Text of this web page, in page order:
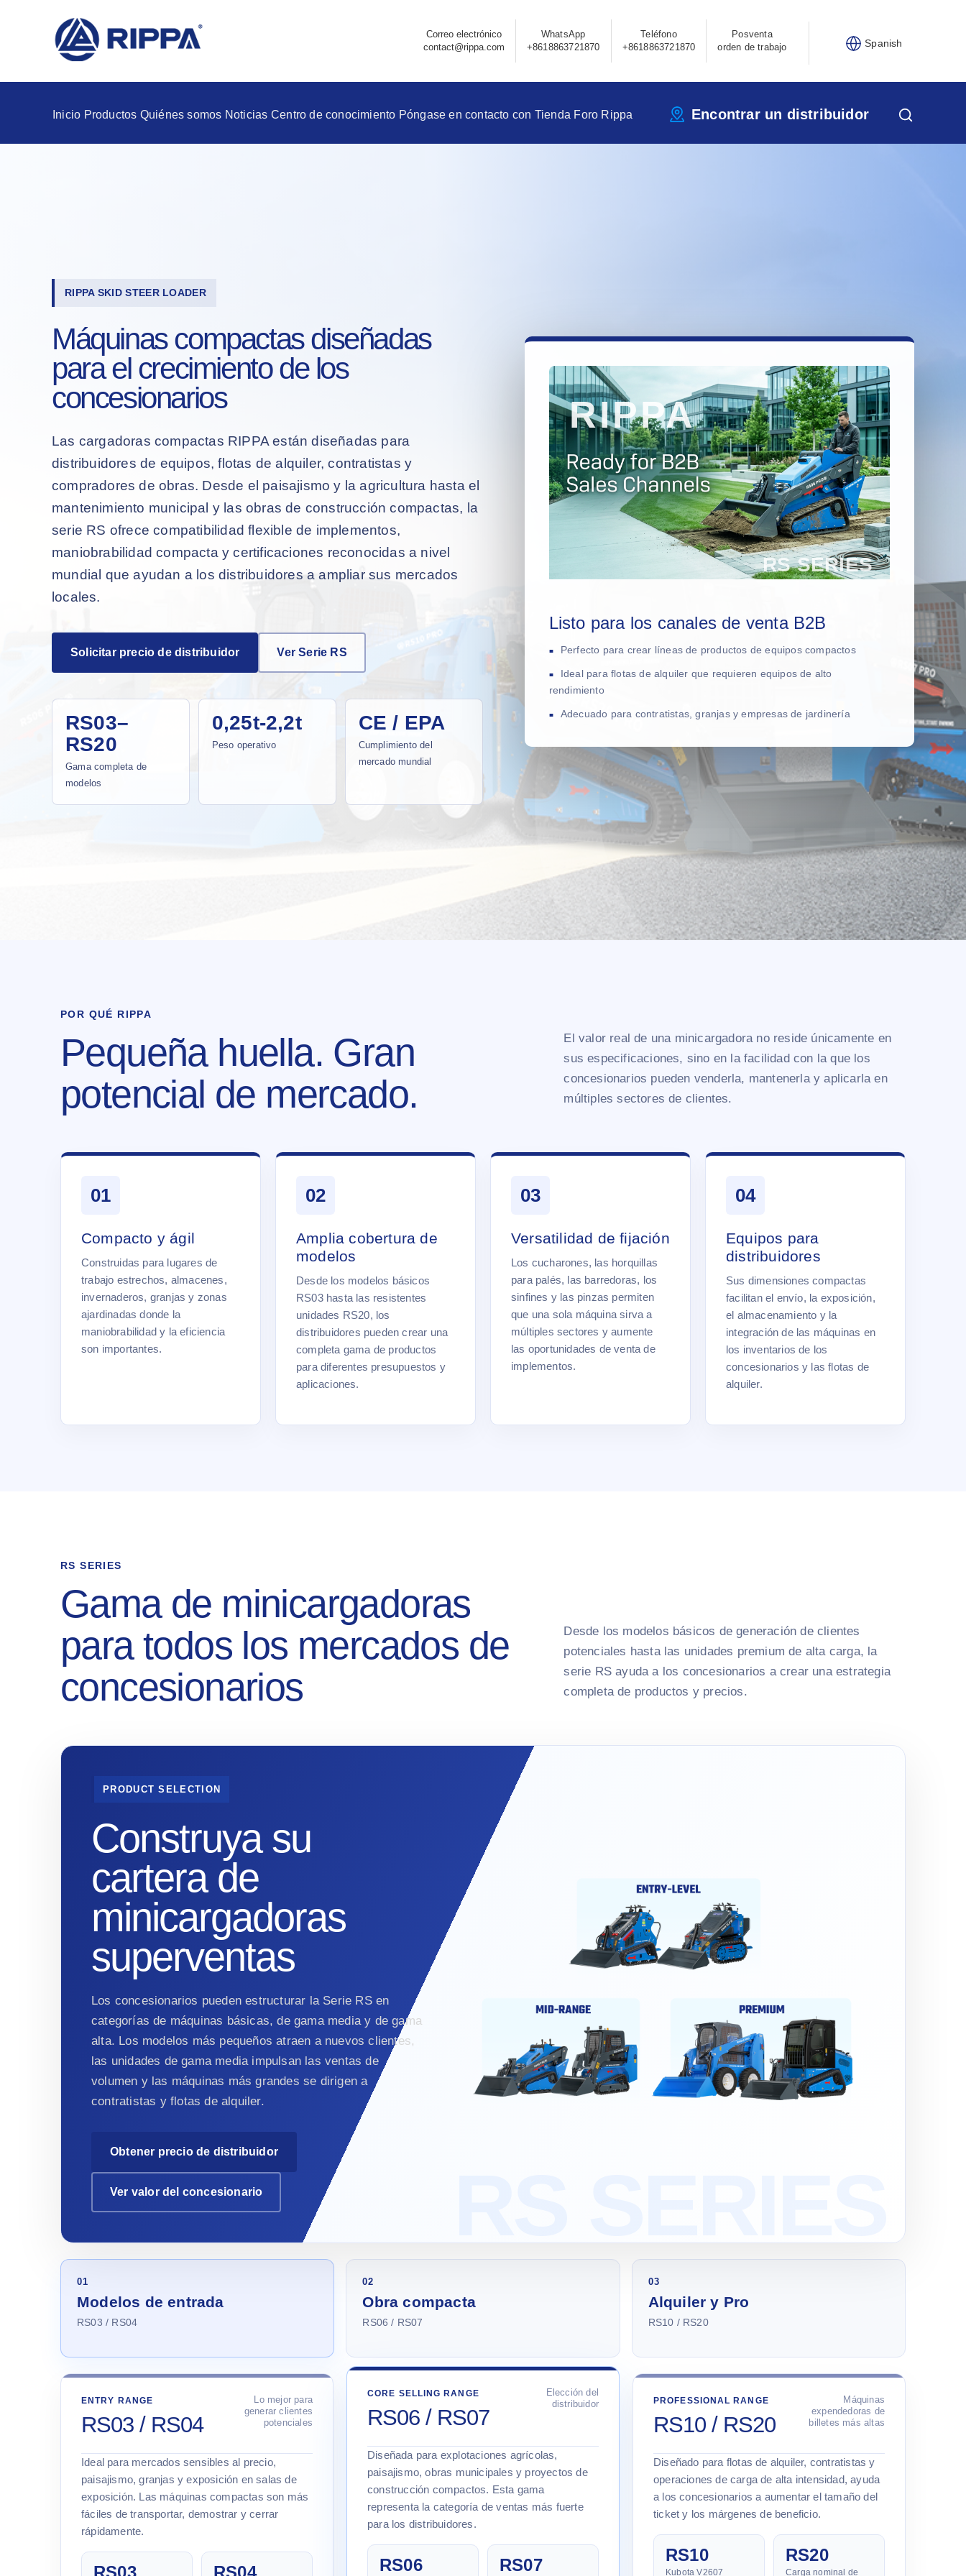
Correo electrónico
contact@rippa.com
WhatsApp
+8618863721870
Teléfono
+8618863721870
Posventa
orden de trabajo
Spanish
Inicio Productos Quiénes somos Noticias Centro de conocimiento Póngase en contacto con Tienda Foro Rippa Encontrar un distribuidor
RIPPA SKID STEER LOADER
Máquinas compactas diseñadas
para el crecimiento de los
concesionarios
Las cargadoras compactas RIPPA están diseñadas para
distribuidores de equipos, flotas de alquiler, contratistas y
compradores de obras. Desde el paisajismo y la agricultura hasta el
mantenimiento municipal y las obras de construcción compactas, la
serie RS ofrece compatibilidad flexible de implementos,
maniobrabilidad compacta y certificaciones reconocidas a nivel
mundial que ayudan a los distribuidores a ampliar sus mercados
locales.
Solicitar precio de distribuidor Ver Serie RS
RS03–
RS20
Gama completa de
modelos
0,25t-2,2t
Peso operativo
CE / EPA
Cumplimiento del
mercado mundial
Listo para los canales de venta B2B
Perfecto para crear líneas de productos de equipos compactos
Ideal para flotas de alquiler que requieren equipos de alto
rendimiento
Adecuado para contratistas, granjas y empresas de jardinería
POR QUÉ RIPPA
Pequeña huella. Gran
potencial de mercado.
El valor real de una minicargadora no reside únicamente en
sus especificaciones, sino en la facilidad con la que los
concesionarios pueden venderla, mantenerla y aplicarla en
múltiples sectores de clientes.
01
Compacto y ágil
Construidas para lugares de
trabajo estrechos, almacenes,
invernaderos, granjas y zonas
ajardinadas donde la
maniobrabilidad y la eficiencia
son importantes.
02
Amplia cobertura de
modelos
Desde los modelos básicos
RS03 hasta las resistentes
unidades RS20, los
distribuidores pueden crear una
completa gama de productos
para diferentes presupuestos y
aplicaciones.
03
Versatilidad de fijación
Los cucharones, las horquillas
para palés, las barredoras, los
sinfines y las pinzas permiten
que una sola máquina sirva a
múltiples sectores y aumente
las oportunidades de venta de
implementos.
04
Equipos para
distribuidores
Sus dimensiones compactas
facilitan el envío, la exposición,
el almacenamiento y la
integración de las máquinas en
los inventarios de los
concesionarios y las flotas de
alquiler.
RS SERIES
Gama de minicargadoras
para todos los mercados de
concesionarios
Desde los modelos básicos de generación de clientes
potenciales hasta las unidades premium de alta carga, la
serie RS ayuda a los concesionarios a crear una estrategia
completa de productos y precios.
PRODUCT SELECTION
Construya su
cartera de
minicargadoras
superventas
Los concesionarios pueden estructurar la Serie RS en
categorías de máquinas básicas, de gama media y de gama
alta. Los modelos más pequeños atraen a nuevos clientes,
las unidades de gama media impulsan las ventas de
volumen y las máquinas más grandes se dirigen a
contratistas y flotas de alquiler.
Obtener precio de distribuidor
Ver valor del concesionario
01
Modelos de entrada
RS03 / RS04
02
Obra compacta
RS06 / RS07
03
Alquiler y Pro
RS10 / RS20
ENTRY RANGE
RS03 / RS04
Lo mejor para
generar clientes
potenciales
Ideal para mercados sensibles al precio,
paisajismo, granjas y exposición en salas de
exposición. Las máquinas compactas son más
fáciles de transportar, demostrar y cerrar
rápidamente.
RS03 RS04
CORE SELLING RANGE
RS06 / RS07
Elección del
distribuidor
Diseñada para explotaciones agrícolas,
paisajismo, obras municipales y proyectos de
construcción compactos. Esta gama
representa la categoría de ventas más fuerte
para los distribuidores.
RS06 RS07
PROFESSIONAL RANGE
RS10 / RS20
Máquinas
expendedoras de
billetes más altas
Diseñado para flotas de alquiler, contratistas y
operaciones de carga de alta intensidad, ayuda
a los concesionarios a aumentar el tamaño del
ticket y los márgenes de beneficio.
RS10
Kubota V2607
RS20
Carga nominal de